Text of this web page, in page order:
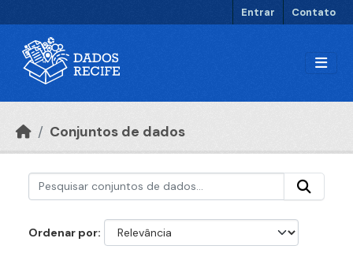
Entrar Contato
Conjuntos de dados
Ordenar por